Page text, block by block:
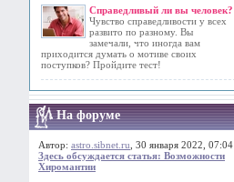
Справедливый ли вы человек?
Чувство справедливости у всех
развито по разному. Вы
замечали, что иногда вам
приходится думать о мотиве своих
поступков? Пройдите тест!
На форуме
Автор: astro.sibnet.ru , 30 января 2022, 07:04
Здесь обсуждается статья: Возможности
Хиромантии